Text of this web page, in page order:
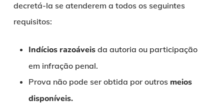
decretá-la se atenderem a todos os seguintes
requisitos:
Indícios razoáveisda autoria ou participação
em infração penal.
Prova não pode ser obtida por outros meios
disponíveis.